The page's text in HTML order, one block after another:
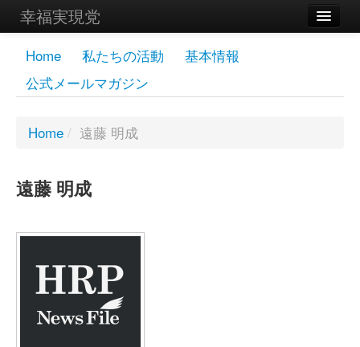
幸福実現党
メンバーズページ
党員
幸福の科学グループ
Home 私たちの活動
基本情報
公式メールマガジン
Home / 遠藤 明成
遠藤 明成